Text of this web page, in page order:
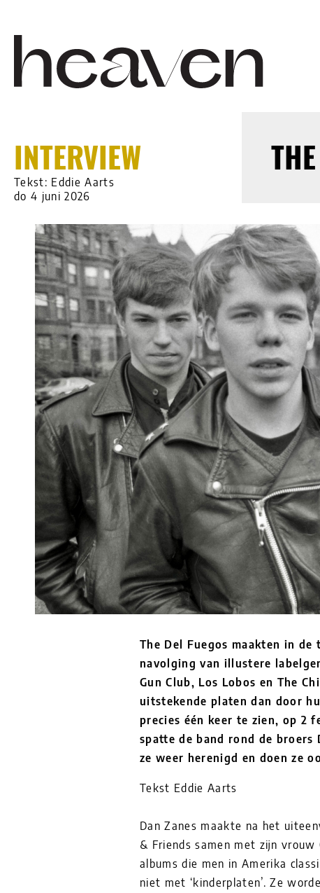
INTERVIEW
Tekst: Eddie Aarts
do 4 juni 2026
The Del Fuegos maakten in
navolging van illustere
Gun Club, Los Lobos en The
uitstekende platen dan door
precies één keer te zien, op 2
spatte de band rond de broers
ze weer herenigd en doen ze
Tekst Eddie Aarts
Dan Zanes maakte na het
& Friends samen met zijn vrouw
albums die men in Amerika
niet met ‘kinderplaten’. Ze